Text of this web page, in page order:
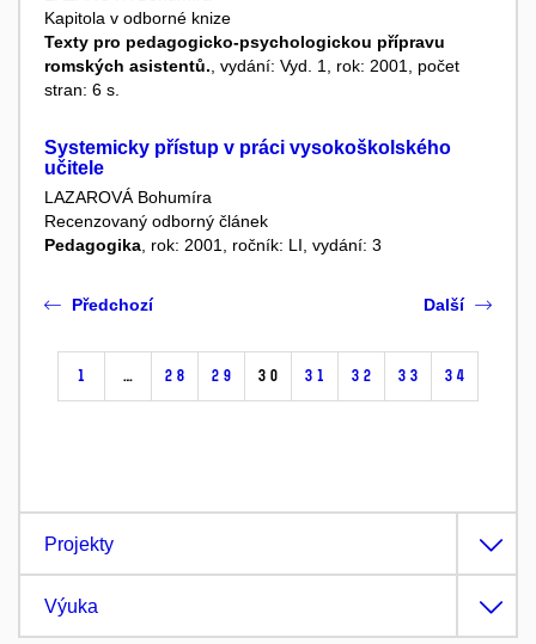
Kapitola v odborné knize
Texty pro pedagogicko-psychologickou přípravu
romských asistentů. , vydání: Vyd. 1, rok: 2001, počet
stran: 6 s.
Systemicky přístup v práci vysokoškolského
učitele
LAZAROVÁ Bohumíra
Recenzovaný odborný článek
Pedagogika, rok: 2001, ročník: LI, vydání: 3
Předchozí
1 … 28 29 30 31 32 33 34
Další
Projekty
Výuka